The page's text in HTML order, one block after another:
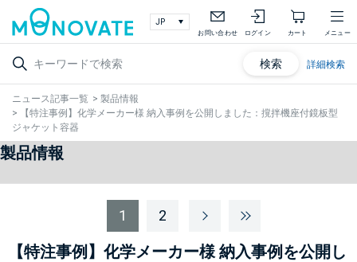
お問い合わせ ログイン カート メニュー
検索 詳細検索
ニュース記事一覧 > 製品情報
>
【特注事例】化学メーカー様 納入事例を公開しました：撹拌機座付鏡板型
ジャケット容器
製品情報
1 2
【特注事例】化学メーカー様 納入事例を公開し